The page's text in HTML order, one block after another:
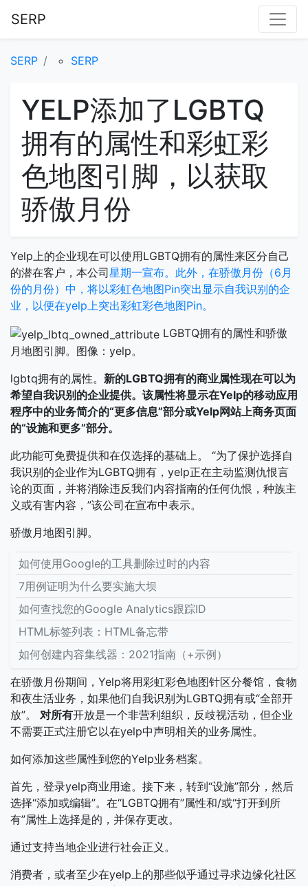
SERP
SERP SERP
YELP添加了LGBTQ
拥有的属性和彩虹彩
色地图引脚，以获取
骄傲月份
Yelp上的企业现在可以使用LGBTQ拥有的属性来区分自己
的潜在客户，本公司星期一宣布。此外，在骄傲月份（6月
份的月份）中，将以彩虹色地图Pin突出显示自我识别的企
业，以便在yelp上突出彩虹彩色地图Pin。
LGBTQ拥有的属性和骄傲
月地图引脚。图像：yelp。
lgbtq拥有的属性。 新的LGBTQ拥有的商业属性现在可以为
希望自我识别的企业提供。该属性将显示在Yelp的移动应用
程序中的业务简介的“更多信息”部分或Yelp网站上商务页面
的“设施和更多”部分。
此功能可免费提供和在仅选择的基础上。 “为了保护选择自
我识别的企业作为LGBTQ拥有，yelp正在主动监测仇恨言
论的页面，并将消除违反我们内容指南的任何仇恨，种族主
义或有害内容，”该公司在宣布中表示。
骄傲月地图引脚。
如何使用Google的工具删除过时的内容
7用例证明为什么要实施大坝
如何查找您的Google Analytics跟踪ID
HTML标签列表：HTML备忘带
如何创建内容集线器：2021指南（+示例）
在骄傲月份期间，Yelp将用彩虹彩色地图针区分餐馆，食物
和夜生活业务，如果他们自我识别为LGBTQ拥有或“全部开
放”。 对所有开放是一个非营利组织，反歧视活动，但企业
不需要正式注册它以在yelp中声明相关的业务属性。
如何添加这些属性到您的Yelp业务档案。
首先，登录yelp商业用途。接下来，转到“设施”部分，然后
选择“添加或编辑”。在“LGBTQ拥有”属性和/或“打开到所
有”属性上选择是的，并保存更改。
通过支持当地企业进行社会正义。
消费者，或者至少在yelp上的那些似乎通过寻求边缘化社区